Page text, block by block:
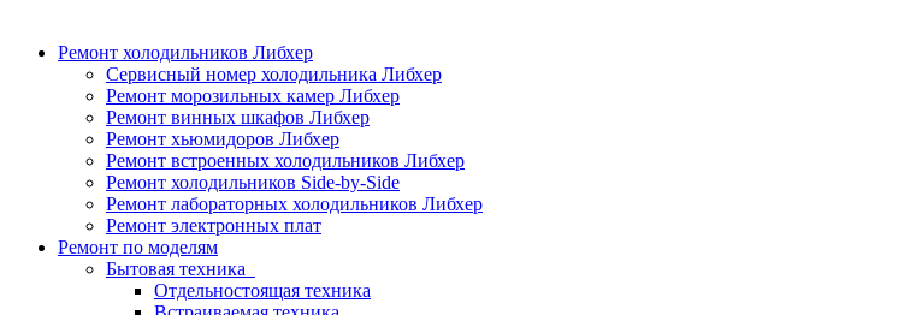
Ремонт холодильников Либхер
Сервисный номер холодильника Либхер
Ремонт морозильных камер Либхер
Ремонт винных шкафов Либхер
Ремонт хьюмидоров Либхер
Ремонт встроенных холодильников Либхер
Ремонт холодильников Side-by-Side
Ремонт лабораторных холодильников Либхер
Ремонт электронных плат
Ремонт по моделям
Бытовая техника
Отдельностоящая техника